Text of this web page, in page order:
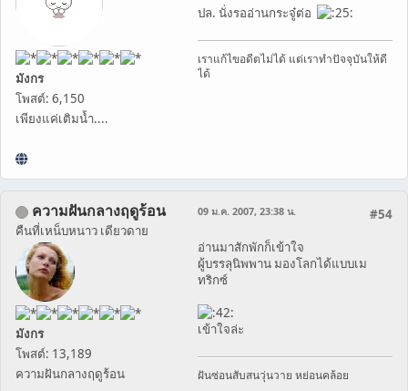
มังกร
โพสต์: 6,150
เพียงแค่เติมน้ำ....
ปล. นั่งรออ่านกระจู๋ต่อ
เราแก้ไขอดีตไม่ได้ แต่เราทำปัจจุบันให้ดี
ได้
ความฝันกลางฤดูร้อน
คืนที่เหน็บหนาว เดียวดาย
มังกร
โพสต์: 13,189
ความฝันกลางฤดูร้อน
#54
09 ม.ค. 2007, 23:38 น.
อ่านมาสักพักก็เข้าใจ
ผู้บรรลุนิพพาน มองโลกได้แบบเม
ทริกซ์
เข้าใจล่ะ
ฝันซ่อนสับสนวุ่นวาย หย่อนคล้อย